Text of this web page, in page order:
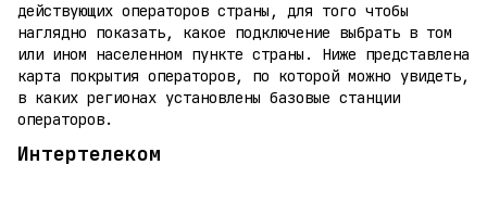
действующих операторов страны, для того чтобы
наглядно показать, какое подключение выбрать в том
или ином населенном пункте страны. Ниже представлена
карта покрытия операторов, по которой можно увидеть,
в каких регионах установлены базовые станции
операторов.
Интертелеком